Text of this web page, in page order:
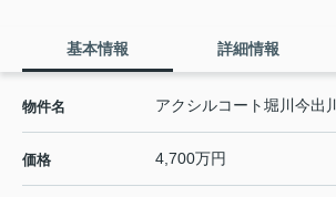
基本情報 詳細情報
物件名 アクシルコート堀川今出川
価格 4,700万円